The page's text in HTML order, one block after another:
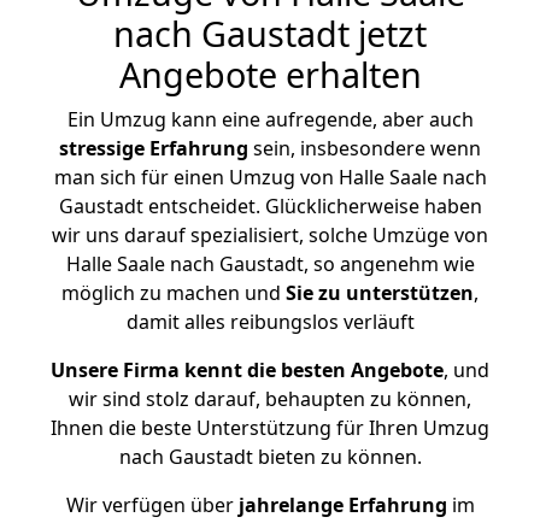
nach Gaustadt jetzt
Angebote erhalten
Ein Umzug kann eine aufregende, aber auch
stressige Erfahrung sein, insbesondere wenn
man sich für einen Umzug von Halle Saale nach
Gaustadt entscheidet. Glücklicherweise haben
wir uns darauf spezialisiert, solche Umzüge von
Halle Saale nach Gaustadt, so angenehm wie
möglich zu machen und Sie zu unterstützen,
damit alles reibungslos verläuft
Unsere Firma kennt die besten Angebote, und
wir sind stolz darauf, behaupten zu können,
Ihnen die beste Unterstützung für Ihren Umzug
nach Gaustadt bieten zu können.
Wir verfügen überjahrelange Erfahrung im